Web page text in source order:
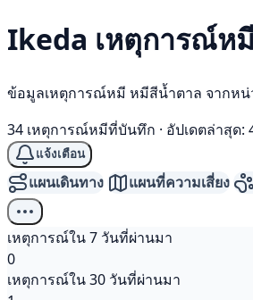
Ikeda เหตุการณ์ห
ข้อมูลเหตุการณ์หมี หมีสีน้ำตาล จากหน่
34 เหตุการณ์หมีที่บันทึก · อัปเดตล่าสุด:
แจ้งเตือน
แผนเดินทาง แผนที่ความเสี่ยง
เหตุการณ์ใน 7 วันที่ผ่านมา
0
เหตุการณ์ใน 30 วันที่ผ่านมา